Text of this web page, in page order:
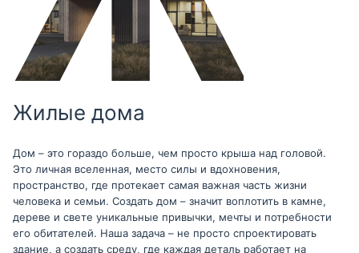
Жилые дома
Дом – это гораздо больше, чем просто крыша над головой.
Это личная вселенная, место силы и вдохновения,
пространство, где протекает самая важная часть жизни
человека и семьи. Создать дом – значит воплотить в камне,
дереве и свете уникальные привычки, мечты и потребности
его обитателей. Наша задача – не просто спроектировать
здание, а создать среду, где каждая деталь работает на